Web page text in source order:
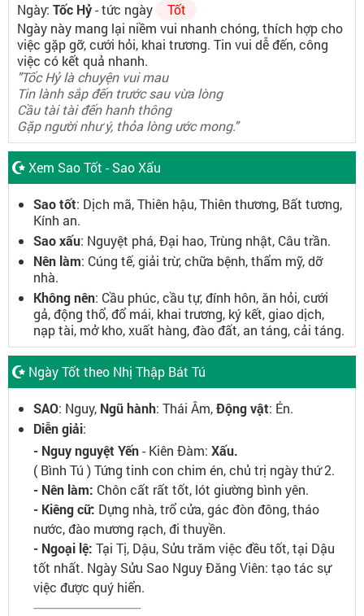
Ngày: Tốc Hỷ- tức ngày
Tốt
Ngày này mang lại niềm vui nhanh chóng, thích hợp cho
việc gặp gỡ, cưới hỏi, khai trương. Tin vui dễ đến, công
việc có kết quả nhanh.
"Tốc Hỷ là chuyện vui mau
Tin lành sắp đến trước sau vừa lòng
Cầu tài tài đến hanh thông
Gặp người như ý, thỏa lòng ước mong."
Xem Sao Tốt - Sao Xấu
Sao tốt: Dịch mã, Thiên hậu, Thiên thương, Bất tương,
Kính an.
Sao xấu: Nguyệt phá, Đại hao, Trùng nhật, Câu trần.
Nên làm: Cúng tế, giải trừ, chữa bệnh, thẩm mỹ, dỡ
nhà.
Không nên: Cầu phúc, cầu tự, đính hôn, ăn hỏi, cưới
gả, động thổ, đổ mái, khai trương, ký kết, giao dịch,
nạp tài, mở kho, xuất hàng, đào đất, an táng, cải táng.
Ngày Tốt theo Nhị Thập Bát Tú
SAO: Nguy, Ngũ hành: Thái Âm,Động vật: Én.
Diễn giải:
- Nguy nguyệt Yến- Kiên Đàm: Xấu.
( Bình Tú ) Tứng tinh con chim én, chủ trị ngày thứ 2.
- Nên làm: Chôn cất rất tốt, lót giường bình yên.
- Kiêng cữ: Dựng nhà, trổ cửa, gác đòn đông, tháo
nước, đào mương rạch, đi thuyền.
- Ngoại lệ: Tại Tị, Dậu, Sửu trăm việc đều tốt, tại Dậu
tốt nhất. Ngày Sửu Sao Nguy Đăng Viên: tạo tác sự
việc được quý hiển.
---------------------------------